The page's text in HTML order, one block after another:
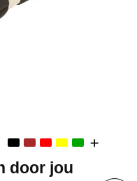
door jou